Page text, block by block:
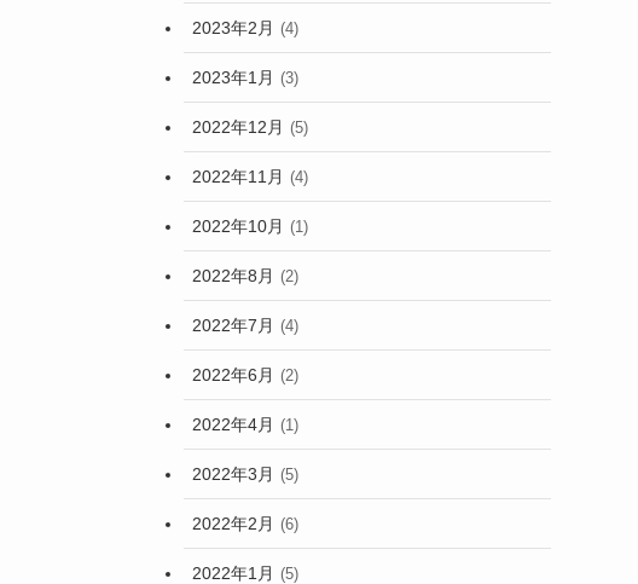
2023年2月 (4)
2023年1月 (3)
2022年12月 (5)
2022年11月 (4)
2022年10月 (1)
2022年8月 (2)
2022年7月 (4)
2022年6月 (2)
2022年4月 (1)
2022年3月 (5)
2022年2月 (6)
2022年1月 (5)